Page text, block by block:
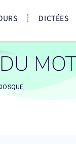
DICTÉES